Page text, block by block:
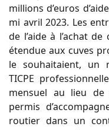
millions d’euros
mi avril 2023. Les
de l’aide à l’achat
étendue aux cuves
le souhaitaient, un
TICPE
mensuel au lieu de
permis
routier dans un